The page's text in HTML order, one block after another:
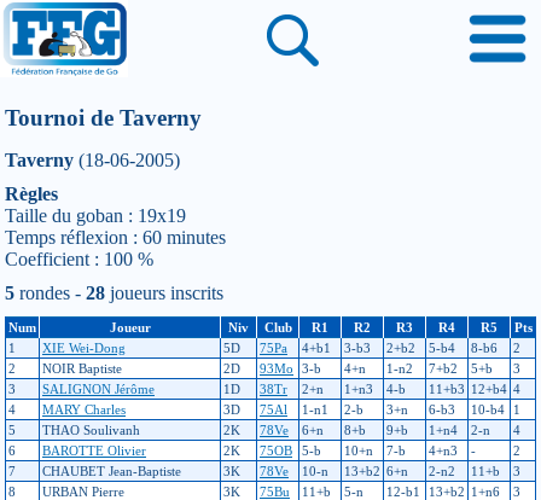
Tournoi de Taverny
Taverny (18-06-2005)
Règles
Taille du goban : 19x19
Temps réflexion : 60 minutes
Coefficient : 100 %
5 rondes - 28 joueurs inscrits
Num Joueur Niv Club R1 R2 R3 R4 R5
Pts
1
XIE Wei-Dong 5D 75Pa 4+b1 3-b3 2+b2 5-b4 8-b6
2
2
NOIR Baptiste 2D 93Mo 3-b 4+n 1-n2 7+b2 5+b
3
3
SALIGNON Jérôme 1D 38Tr 2+n 1+n3 4-b 11+b3 12+b4 4
4
MARY Charles 3D 75Al 1-n1 2-b 3+n 6-b3 10-b4
1
5
THAO Soulivanh 2K 78Ve 6+n 8+b 9+b 1+n4 2-n
4
6
BAROTTE Olivier 2K 75OB 5-b 10+n 7-b 4+n3 -
2
7
CHAUBET Jean-Baptiste 3K 78Ve 10-n 13+b2 6+n 2-n2 11+b
3
8
URBAN Pierre 3K 75Bu 11+b 5-n 12-b1 13+b2 1+n6
3